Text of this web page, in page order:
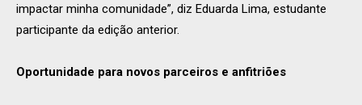
impactar minha comunidade”, diz Eduarda Lima, estudante
participante da edição anterior.
Oportunidade para novos parceiros e anfitriões